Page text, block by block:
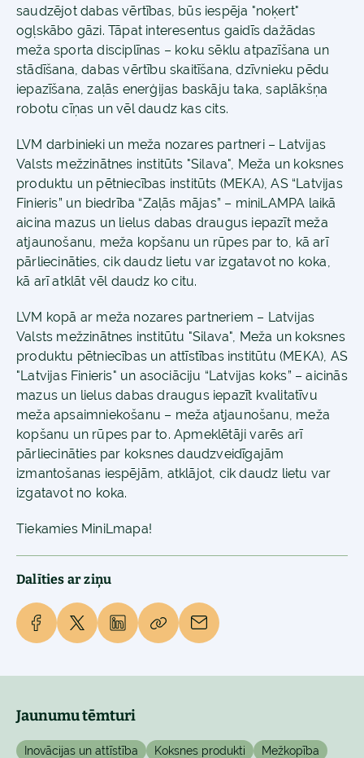
saudzējot dabas vērtības, būs iespēja "noķert"
ogļskābo gāzi. Tāpat interesentus gaidīs dažādas
meža sporta disciplīnas – koku sēklu atpazīšana un
stādīšana, dabas vērtību skaitīšana, dzīvnieku pēdu
iepazīšana, zaļās enerģijas baskāju taka, saplākšņa
robotu cīņas un vēl daudz kas cits.
LVM darbinieki un meža nozares partneri – Latvijas
Valsts mežzinātnes institūts "Silava", Meža un koksnes
produktu un pētniecības institūts (MEKA), AS “Latvijas
Finieris” un biedrība “Zaļās mājas” – miniLAMPA laikā
aicina mazus un lielus dabas draugus iepazīt meža
atjaunošanu, meža kopšanu un rūpes par to, kā arī
pārliecināties, cik daudz lietu var izgatavot no koka,
kā arī atklāt vēl daudz ko citu.
LVM kopā ar meža nozares partneriem – Latvijas
Valsts mežzinātnes institūtu "Silava", Meža un koksnes
produktu pētniecības un attīstības institūtu (MEKA), AS
"Latvijas Finieris" un asociāciju “Latvijas koks” – aicinās
mazus un lielus dabas draugus iepazīt kvalitatīvu
meža apsaimniekošanu – meža atjaunošanu, meža
kopšanu un rūpes par to. Apmeklētāji varēs arī
pārliecināties par koksnes daudzveidīgajām
izmantošanas iespējām, atklājot, cik daudz lietu var
izgatavot no koka.
Tiekamies MiniLmapa!
Dalīties ar ziņu
Jaunumu tēmturi
Inovācijas un attīstība Koksnes produkti
Mežkopība